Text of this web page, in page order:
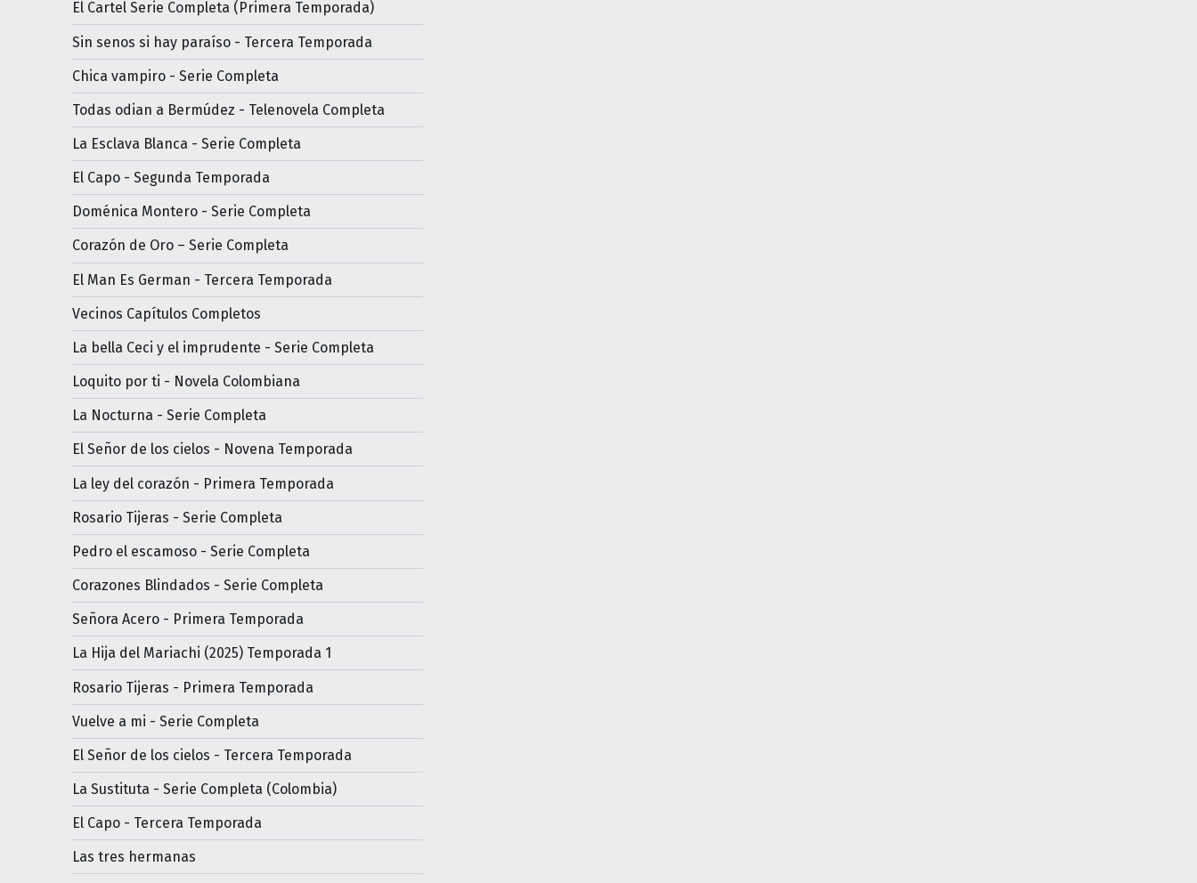
El Cartel Serie Completa (Primera Temporada)
Sin senos si hay paraíso - Tercera Temporada
Chica vampiro - Serie Completa
Todas odian a Bermúdez - Telenovela Completa
La Esclava Blanca - Serie Completa
El Capo - Segunda Temporada
Doménica Montero - Serie Completa
Corazón de Oro – Serie Completa
El Man Es German - Tercera Temporada
Vecinos Capítulos Completos
La bella Ceci y el imprudente - Serie Completa
Loquito por ti - Novela Colombiana
La Nocturna - Serie Completa
El Señor de los cielos - Novena Temporada
La ley del corazón - Primera Temporada
Rosario Tijeras - Serie Completa
Pedro el escamoso - Serie Completa
Corazones Blindados - Serie Completa
Señora Acero - Primera Temporada
La Hija del Mariachi (2025) Temporada 1
Rosario Tijeras - Primera Temporada
Vuelve a mi - Serie Completa
El Señor de los cielos - Tercera Temporada
La Sustituta - Serie Completa (Colombia)
El Capo - Tercera Temporada
Las tres hermanas